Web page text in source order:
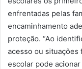
enfrentadas pelas
encaminhamento
proteção. “Ao
acesso ou situações
escolar pode